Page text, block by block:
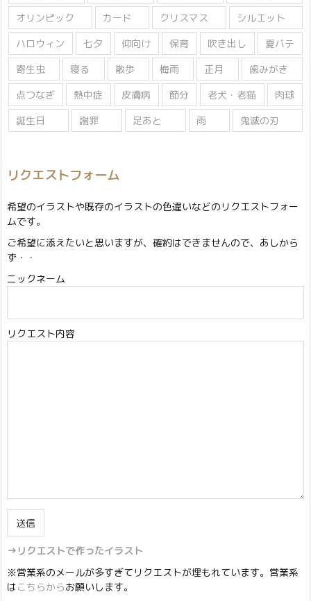
オリンピック
カード クリスマス
シルエット
ハロウィン
七夕 仰向け 保育 吹き出し
夏バテ
寄生虫
寝る 散歩 梅雨 正月
歯みがき
点つなぎ
熱中症 皮膚病 節分 老犬・老猫
肉球
誕生日
謝罪 足あと 雨 鬼滅の刃
リクエストフォーム
希望のイラストや既存のイラストの色違いなどのリクエストフォー
ムです。
ご希望に添えたいと思いますが、確約はできませんので、あしから
ず・・
ニックネーム
リクエスト内容
→リクエストで作ったイラスト
※営業系のメールが多すぎてリクエストが埋もれています。営業系
はこちらからお願いします。